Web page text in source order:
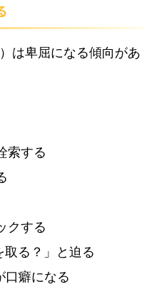
は卑屈になる傾向があ
索する
クする
る？」と迫る
口癖になる